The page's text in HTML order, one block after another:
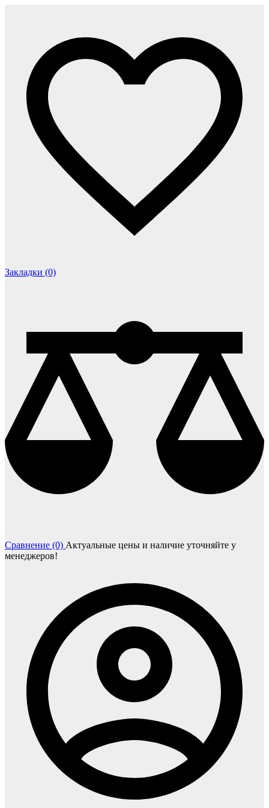
Закладки (0)
Сравнение (0) Актуальные цены и наличие уточняйте у
менеджеров!